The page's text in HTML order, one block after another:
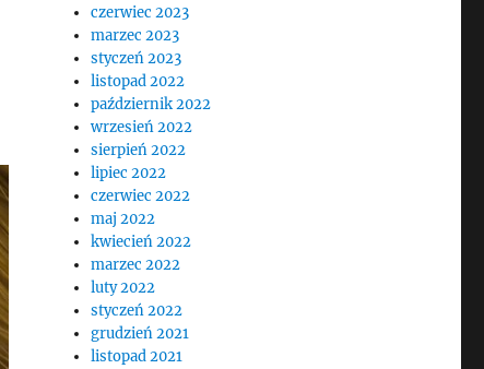
czerwiec 2023
marzec 2023
styczeń 2023
listopad 2022
październik 2022
wrzesień 2022
sierpień 2022
lipiec 2022
czerwiec 2022
maj 2022
kwiecień 2022
marzec 2022
luty 2022
styczeń 2022
grudzień 2021
listopad 2021